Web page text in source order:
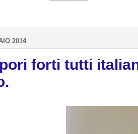
2014
forti tutti